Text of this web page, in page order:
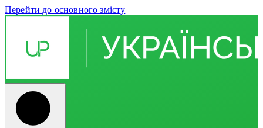
Перейти до основного змісту